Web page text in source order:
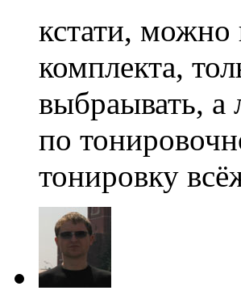
кстати, можно
комплекта,
выбраывать, а
по
тонировку